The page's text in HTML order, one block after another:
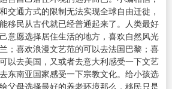
交通方式的限制无法实现全球自由迁徙，
移民从古代就已经普通起来了。人类最好
意愿选择居住生活的地方，喜欢自然风光
；喜欢浪漫文艺范的可以去法国巴黎；喜
以去美国，又或者去意大利感受一下文艺
东南亚国家感受一下宗教文化。给小孩选
父母选择最好的养老环境那么，移民只是